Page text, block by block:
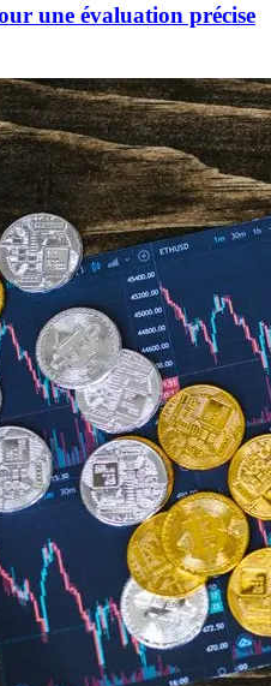
une évaluation précise